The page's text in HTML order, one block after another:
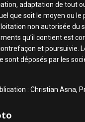
adaptation de tout
que soit le moyen ou le
non autorisée du
qu’il contient est
et poursuivie.
sont déposés par les
: Christian Asna,